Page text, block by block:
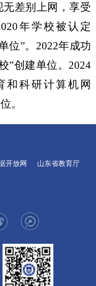
无差别上网，享受
年学校被认定
位”。 2022年成功
”创建单位。 2024
和科研计算机网
。
开放网 山东省教育厅